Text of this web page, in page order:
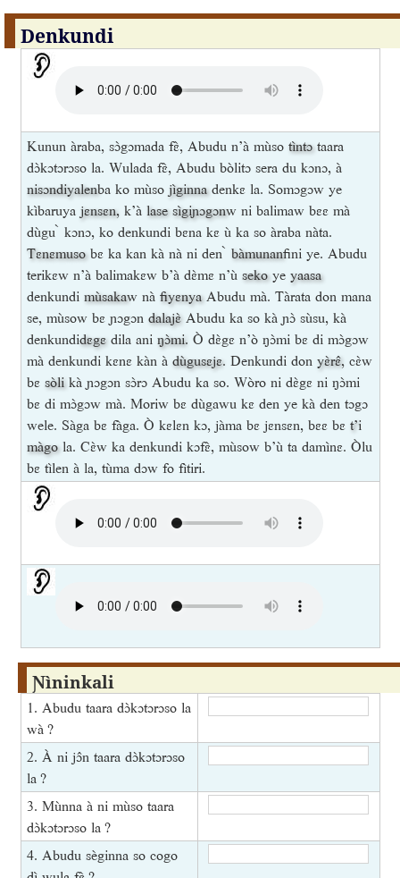
Denkundi
Kunun àraba, sɔ̀gɔmada fɛ̀, Abudu n’à mùso tìntɔtaara
dɔ̀kɔtɔrɔso la. Wulada fɛ̀, Abudu bòlitɔ sera du kɔnɔ, à
nisɔndiyalenba ko mùso jìginnadenkɛ la. Somɔgɔw ye
kìbaruya jɛnsɛn, k’à lase sìgiɲɔgɔnw ni balimaw bɛɛ mà
dùgu ̀ kɔnɔ, ko denkundi bɛna kɛ ù ka so àraba nàta.
Tɛnɛmusobɛ ka kan kà nà ni den ̀ bàmunanfini ye. Abudu
terikɛw n’à balimakɛw b’à dɛ̀mɛ n’ù sekoye yaasa
denkundi mùsakaw nà fiyɛnyaAbudu mà. Tàrata don mana
se, mùsow bɛ ɲɔgɔn dalajɛ̀Abudu ka so kà ɲɔ̀ sùsu, kà
denkundidɛgɛdila ani ŋɔ̀mi. Ò dɛ̀gɛ n’ò ŋɔ̀mi bɛ di mɔ̀gɔw
mà denkundi kɛnɛ kàn à dùgusɛjɛ. Denkundi don yɛ̀rɛ̂, cɛ̀w
bɛ sòlikà ɲɔgɔn sɔ̀rɔ Abudu ka so. Wòro ni dɛ̀gɛ ni ŋɔ̀mi
bɛ di mɔ̀gɔw mà. Moriw bɛ dùgawu kɛ den ye kà den tɔgɔ
wele. Sàga bɛ fàga. Ò kɛlɛn kɔ, jàma bɛ jɛnsɛn, bɛɛ bɛ t’i
màgola. Cɛ̀w ka denkundi kɔfɛ̀, mùsow b’ù ta damìnɛ. Òlu
bɛ tìlen à la, tùma dɔw fo fìtiri.
Ɲìninkali
1. Abudu taara dɔ̀kɔtɔrɔso la
wà ?
2. À ni jɔ̂n taara dɔ̀kɔtɔrɔso
la ?
3. Mùnna à ni mùso taara
dɔ̀kɔtɔrɔso la ?
4. Abudu sèginna so cogo